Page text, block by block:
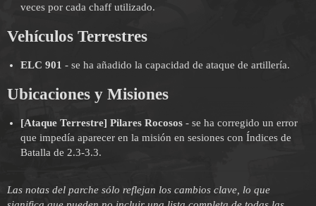
veces por cada chaff utilizado.
Vehículos Terrestres
ELC 901 - se ha añadido la capacidad de ataque de artillería.
Ubicaciones y Misiones
[Ataque Terrestre] Pilares Rocosos- se ha corregido un error
que impedía aparecer en la misión en sesiones con Índices de
Batalla de 2.3-3.3.
Las notas del parche sólo reflejan los cambios clave, lo que